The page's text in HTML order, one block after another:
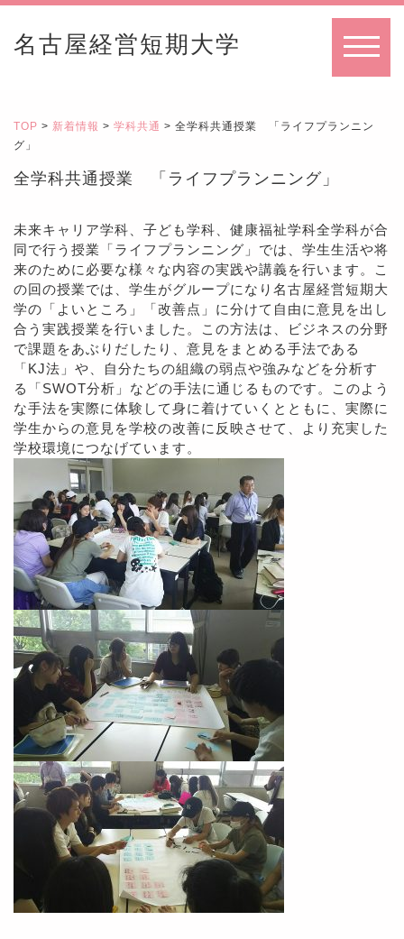
名古屋経営短期大学
TOP > 新着情報 > 学科共通 > 全学科共通授業 「ライフプランニン
グ」
全学科共通授業 「ライフプランニング」
未来キャリア学科、子ども学科、健康福祉学科全学科が合
同で行う授業「ライフプランニング」では、学生生活や将
来のために必要な様々な内容の実践や講義を行います。こ
の回の授業では、学生がグループになり名古屋経営短期大
学の「よいところ」「改善点」に分けて自由に意見を出し
合う実践授業を行いました。この方法は、ビジネスの分野
で課題をあぶりだしたり、意見をまとめる手法である
「KJ法」や、自分たちの組織の弱点や強みなどを分析す
る「SWOT分析」などの手法に通じるものです。このよう
な手法を実際に体験して身に着けていくとともに、実際に
学生からの意見を学校の改善に反映させて、より充実した
学校環境につなげています。